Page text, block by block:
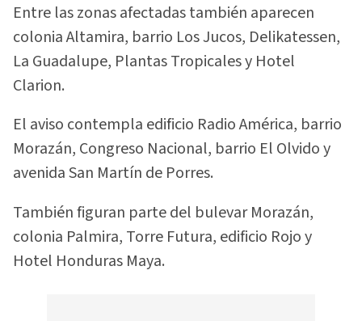
Entre las zonas afectadas también aparecen
colonia Altamira, barrio Los Jucos, Delikatessen,
La Guadalupe, Plantas Tropicales y Hotel
Clarion.
El aviso contempla edificio Radio América, barrio
Morazán, Congreso Nacional, barrio El Olvido y
avenida San Martín de Porres.
También figuran parte del bulevar Morazán,
colonia Palmira, Torre Futura, edificio Rojo y
Hotel Honduras Maya.